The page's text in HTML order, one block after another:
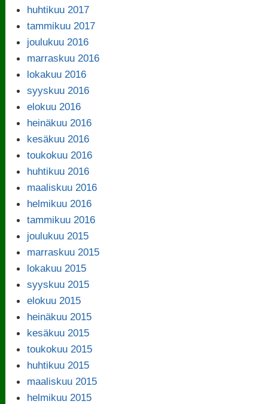
huhtikuu 2017
tammikuu 2017
joulukuu 2016
marraskuu 2016
lokakuu 2016
syyskuu 2016
elokuu 2016
heinäkuu 2016
kesäkuu 2016
toukokuu 2016
huhtikuu 2016
maaliskuu 2016
helmikuu 2016
tammikuu 2016
joulukuu 2015
marraskuu 2015
lokakuu 2015
syyskuu 2015
elokuu 2015
heinäkuu 2015
kesäkuu 2015
toukokuu 2015
huhtikuu 2015
maaliskuu 2015
helmikuu 2015